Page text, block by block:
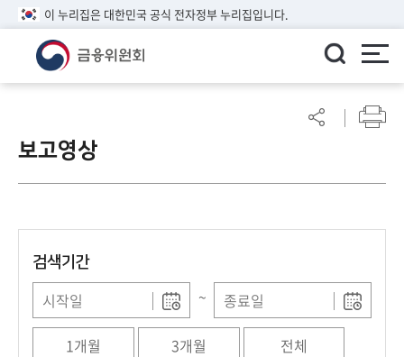
이 누리집은 대한민국 공식 전자정부 누리집입니다.
린
이알
보고영상
검색기간
~
1개월 3개월 전체